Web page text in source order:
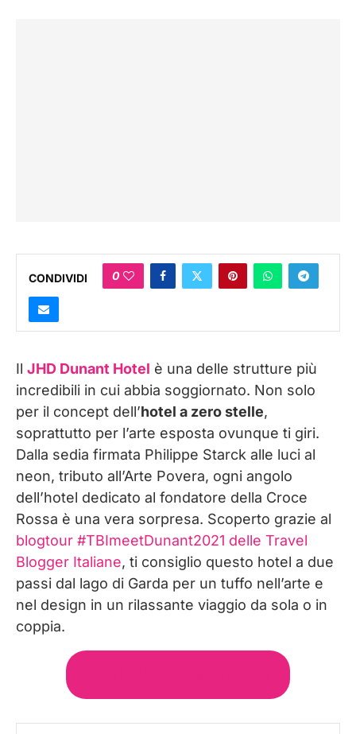
CONDIVIDI 0
Il JHD Dunant Hotel è una delle strutture più
incredibili in cui abbia soggiornato. Non solo
per il concept dell’hotel a zero stelle,
soprattutto per l’arte esposta ovunque ti giri.
Dalla sedia firmata Philippe Starck alle luci al
neon, tributo all’Arte Povera, ogni angolo
dell’hotel dedicato al fondatore della Croce
Rossa è una vera sorpresa. Scoperto grazie al
blogtour #TBImeetDunant2021 delle Travel
Blogger Italiane, ti consiglio questo hotel a due
passi dal lago di Garda per un tuffo nell’arte e
nel design in un rilassante viaggio da sola o in
coppia.